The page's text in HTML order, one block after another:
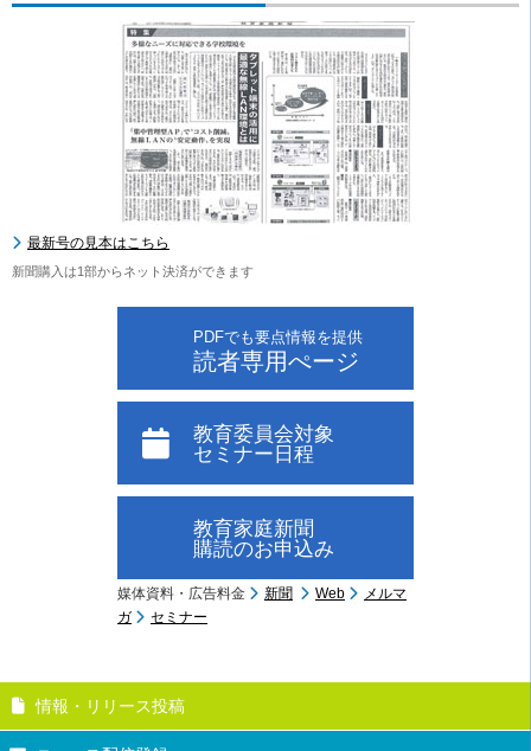
最新号の見本はこちら
新聞購入は1部からネット決済ができます
PDFでも要点情報を提供
読者専用ぺージ
教育委員会対象
セミナー日程
教育家庭新聞
購読のお申込み
媒体資料・広告料金 新聞 Web
メルマ
ガ
セミナー
情報・リリース投稿